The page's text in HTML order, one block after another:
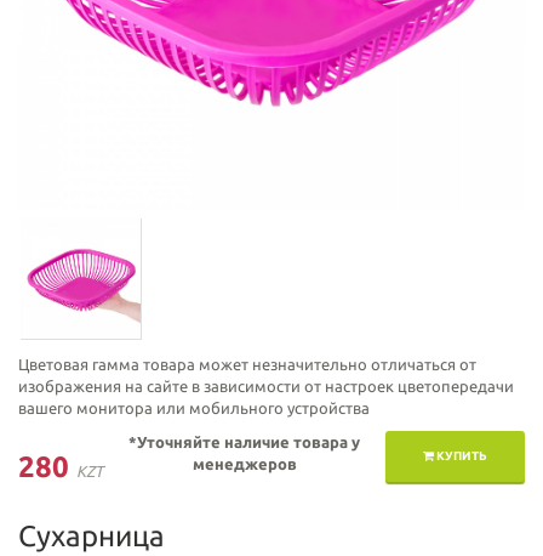
Цветовая гамма товара может незначительно отличаться от
изображения на сайте в зависимости от настроек цветопередачи
вашего монитора или мобильного устройства
280 KZT
КУПИТЬ
*Уточняйте наличие товара у
менеджеров
Сухарница